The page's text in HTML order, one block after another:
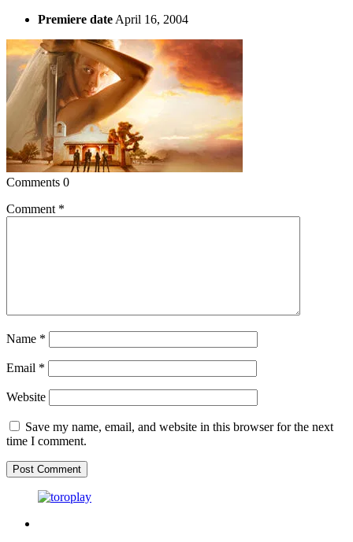
Premiere date April 16, 2004
Comments 0
Comment *
Name *
Email *
Website
Save my name, email, and website in this browser for the next
time I comment.